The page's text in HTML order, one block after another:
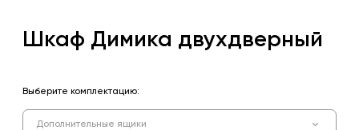
Шкаф Димика двухдверный
Выберите комплектацию:
Дополнительные ящики